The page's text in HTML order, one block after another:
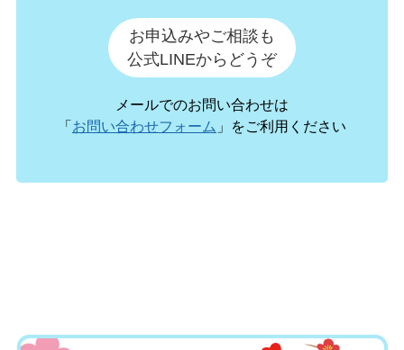
お申込みやご相談も
公式LINEからどうぞ
メールでのお問い合わせは
「お問い合わせフォーム 」をご利用ください